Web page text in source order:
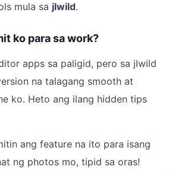
mula sa jlwild.
ko para sa work?
apps sa paligid, pero sa jlwild
na talagang smooth at
ko. Heto ang ilang hidden tips
ang feature na ito para isang
ng photos mo, tipid sa oras!